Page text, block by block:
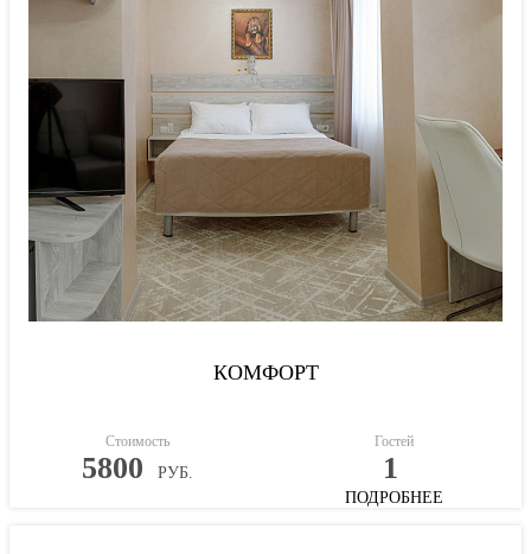
КОМФОРТ
Стоимость
5800 РУБ.
Гостей
1
ПОДРОБНЕЕ